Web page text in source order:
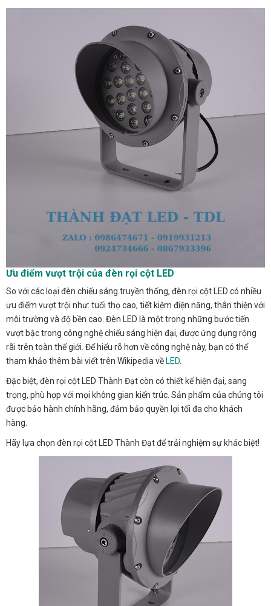
Ưu điểm vượt trội của đèn rọi cột LED
So với các loại đèn chiếu sáng truyền thống, đèn rọi cột LED có nhiều
ưu điểm vượt trội như: tuổi thọ cao, tiết kiệm điện năng, thân thiện với
môi trường và độ bền cao. Đèn LED là một trong những bước tiến
vượt bậc trong công nghệ chiếu sáng hiện đại, được ứng dụng rộng
rãi trên toàn thế giới. Để hiểu rõ hơn về công nghệ này, bạn có thể
tham khảo thêm bài viết trên Wikipedia về LED
Đặc biệt, đèn rọi cột LED Thành Đạt còn có thiết kế hiện đại, sang
trọng, phù hợp với mọi không gian kiến trúc. Sản phẩm của chúng tôi
được bảo hành chính hãng, đảm bảo quyền lợi tối đa cho khách
hàng.
Hãy lựa chọn đèn rọi cột LED Thành Đạt để trải nghiệm sự khác biệt!